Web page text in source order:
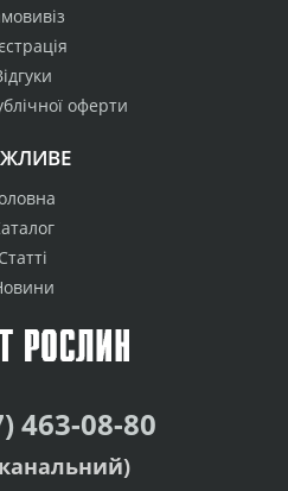
оферти
Статті
463-08-80